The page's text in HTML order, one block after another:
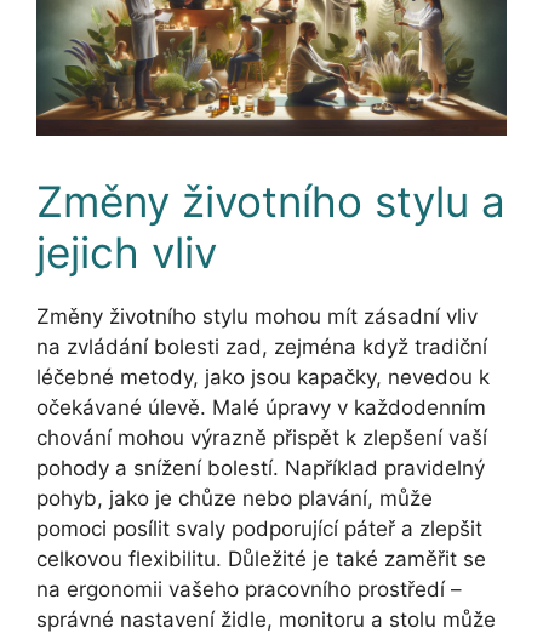
Změny životního stylu a
jejich vliv
Změny životního stylu mohou mít zásadní vliv
na zvládání bolesti zad, zejména když tradiční
léčebné metody, jako jsou kapačky, nevedou k
očekávané úlevě. Malé úpravy v každodenním
chování mohou výrazně přispět k zlepšení vaší
pohody a snížení bolestí. Například pravidelný
pohyb, jako je chůze nebo plavání, může
pomoci posílit svaly podporující páteř a zlepšit
celkovou flexibilitu. Důležité je také zaměřit se
na ergonomii vašeho pracovního prostředí –
správné nastavení židle, monitoru a stolu může